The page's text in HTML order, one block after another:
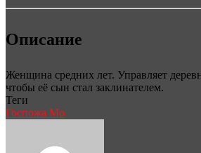
Описание
Женщина средних лет. Управляет
чтобы её сын стал заклинателем.
Теги
Госпожа Мо